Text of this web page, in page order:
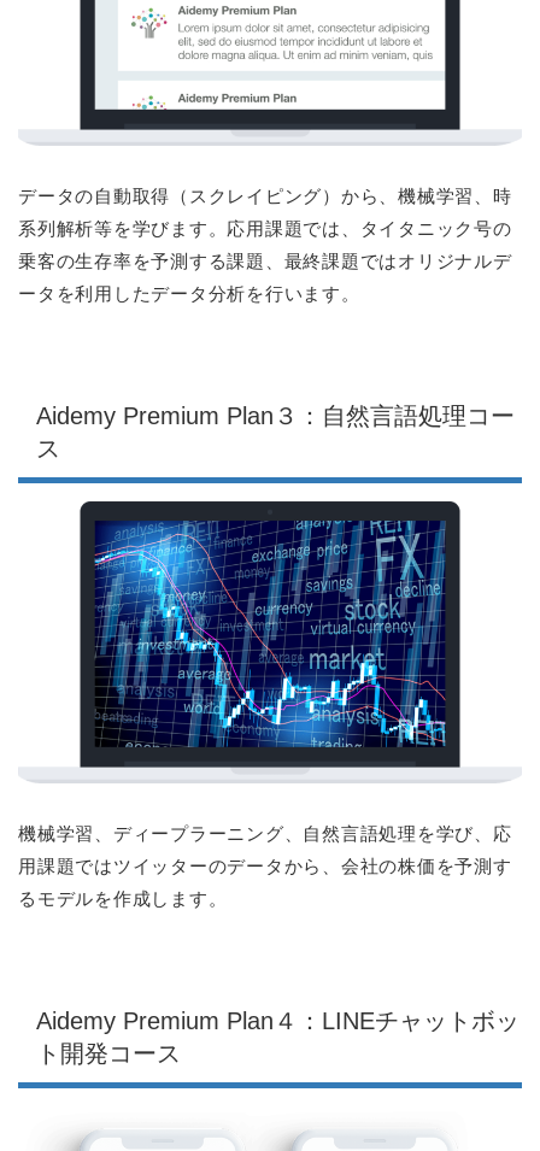
データの自動取得（スクレイピング）から、機械学習、時
系列解析等を学びます。応用課題では、タイタニック号の
乗客の生存率を予測する課題、最終課題ではオリジナルデ
ータを利用したデータ分析を行います。
Aidemy Premium Plan３：自然言語処理コー
ス
機械学習、ディープラーニング、自然言語処理を学び、応
用課題ではツイッターのデータから、会社の株価を予測す
るモデルを作成します。
Aidemy Premium Plan４：LINEチャットボッ
ト開発コース